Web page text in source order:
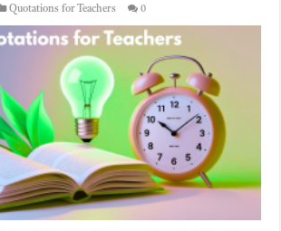
Quotations for Teachers 0